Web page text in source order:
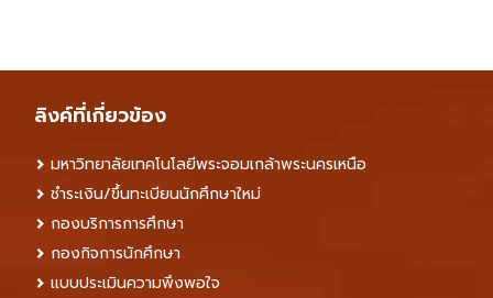
ลิงค์ที่เกี่ยวข้อง
มหาวิทยาลัยเทคโนโลยีพระจอมเกล้าพระนครเหนือ
ชำระเงิน/ขึ้นทะเบียนนักศึกษาใหม่
กองบริการการศึกษา
กองกิจการนักศึกษา
แบบประเมินความพึงพอใจ